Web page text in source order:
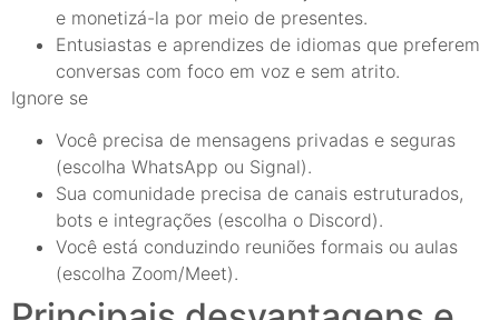
e monetizá-la por meio de presentes.
Entusiastas e aprendizes de idiomas que preferem
conversas com foco em voz e sem atrito.
Ignore se
Você precisa de mensagens privadas e seguras
(escolha WhatsApp ou Signal).
Sua comunidade precisa de canais estruturados,
bots e integrações (escolha o Discord).
Você está conduzindo reuniões formais ou aulas
(escolha Zoom/Meet).